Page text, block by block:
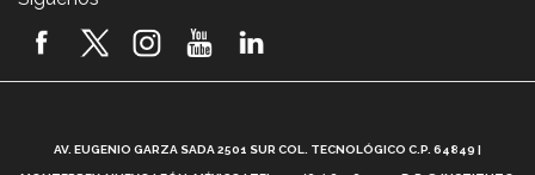
2026! (video)
AV. EUGENIO GARZA SADA 2501 SUR COL. TECNOLÓGICO C.P. 64849 |